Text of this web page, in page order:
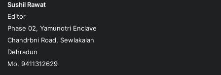
Sushil Rawat
Editor
Phase 02, Yamunotri Enclave
Chandrbni Road, Sewlakalan
Dehradun
Mo. 9411312629